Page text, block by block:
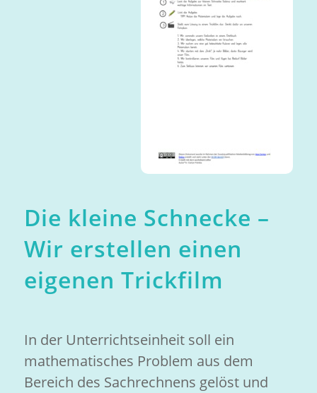
Die kleine Schnecke –
Wir erstellen einen
eigenen Trickfilm
In der Unterrichtseinheit soll ein
mathematisches Problem aus dem
Bereich des Sachrechnens gelöst und